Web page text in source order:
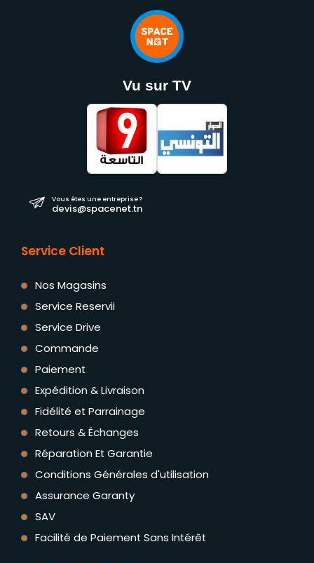
Vu sur TV
Vous êtes une entreprise ?
devis@spacenet.tn
Service Client
Nos Magasins
Service Reservii
Service Drive
Commande
Paiement
Expédition & Livraison
Fidélité et Parrainage
Retours & Échanges
Réparation Et Garantie
Conditions Générales d'utilisation
Assurance Garanty
SAV
Facilité de Paiement Sans Intérêt